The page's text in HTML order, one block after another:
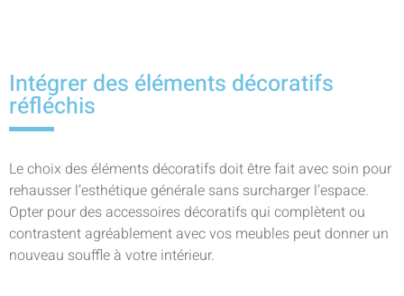
Intégrer des éléments décoratifs
réfléchis
Le choix des éléments décoratifs doit être fait avec soin pour
rehausser l’esthétique générale sans surcharger l’espace.
Opter pour des accessoires décoratifs qui complètent ou
contrastent agréablement avec vos meubles peut donner un
nouveau souffle à votre intérieur.